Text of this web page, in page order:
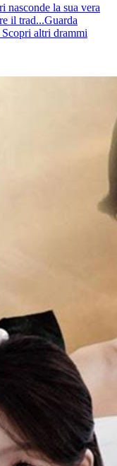
nasconde la sua vera
il trad...Guarda
altri drammi